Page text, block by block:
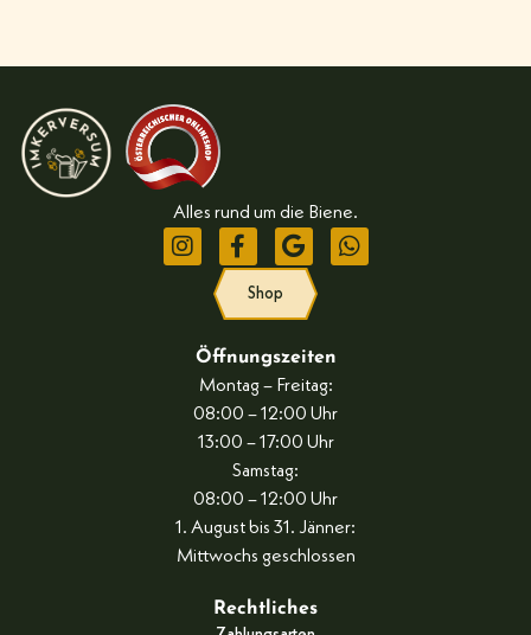
Alles rund um die Biene.
Shop
Öffnungszeiten
Montag – Freitag:
08:00 – 12:00 Uhr
13:00 – 17:00 Uhr
Samstag:
08:00 – 12:00 Uhr
1. August bis 31. Jänner:
Mittwochs geschlossen
Rechtliches